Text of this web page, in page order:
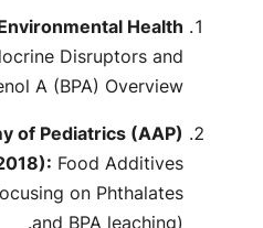
Health
Disruptors and
A (BPA) Overview.
of Pediatrics (AAP)
Food Additives
on Phthalates
and BPA leaching).